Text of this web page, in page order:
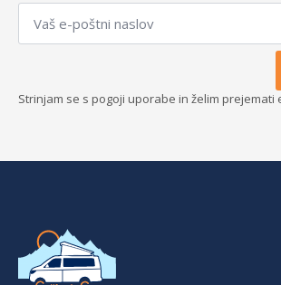
Email
Strinjam se s pogoji uporabe in želim prejemati